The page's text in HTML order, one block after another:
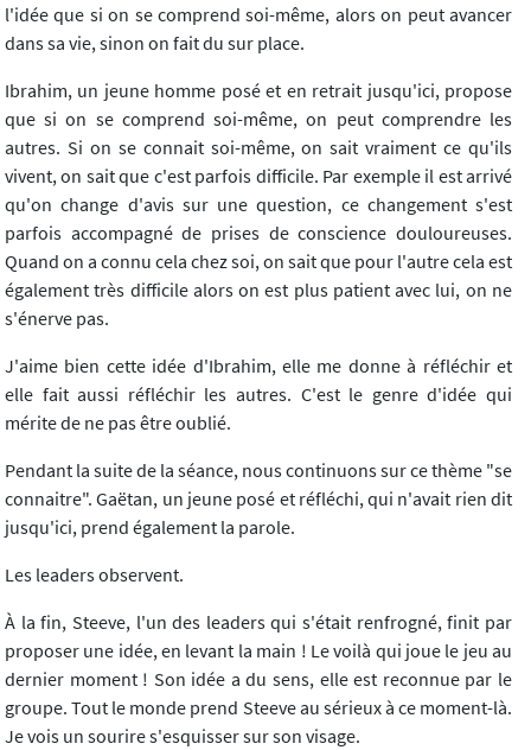
l'idée que si on se comprend soi-même, alors on peut avancer
dans sa vie, sinon on fait du sur place.
Ibrahim, un jeune homme posé et en retrait jusqu'ici, propose
que si on se comprend soi-même, on peut comprendre les
autres. Si on se connait soi-même, on sait vraiment ce qu'ils
vivent, on sait que c'est parfois difficile. Par exemple il est arrivé
qu'on change d'avis sur une question, ce changement s'est
parfois accompagné de prises de conscience douloureuses.
Quand on a connu cela chez soi, on sait que pour l'autre cela est
également très difficile alors on est plus patient avec lui, on ne
s'énerve pas.
J'aime bien cette idée d'Ibrahim, elle me donne à réfléchir et
elle fait aussi réfléchir les autres. C'est le genre d'idée qui
mérite de ne pas être oublié.
Pendant la suite de la séance, nous continuons sur ce thème "se
connaitre". Gaëtan, un jeune posé et réfléchi, qui n'avait rien dit
jusqu'ici, prend également la parole.
Les leaders observent.
À la fin, Steeve, l'un des leaders qui s'était renfrogné, finit par
proposer une idée, en levant la main ! Le voilà qui joue le jeu au
dernier moment ! Son idée a du sens, elle est reconnue par le
groupe. Tout le monde prend Steeve au sérieux à ce moment-là.
Je vois un sourire s'esquisser sur son visage.